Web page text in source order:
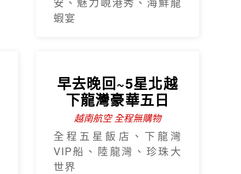
蝦宴
早去晚回~5星北越
下龍灣豪華五日
越南航空 全程無購物
全程五星飯店、下龍灣
VIP船、陸龍灣、珍珠大
世界